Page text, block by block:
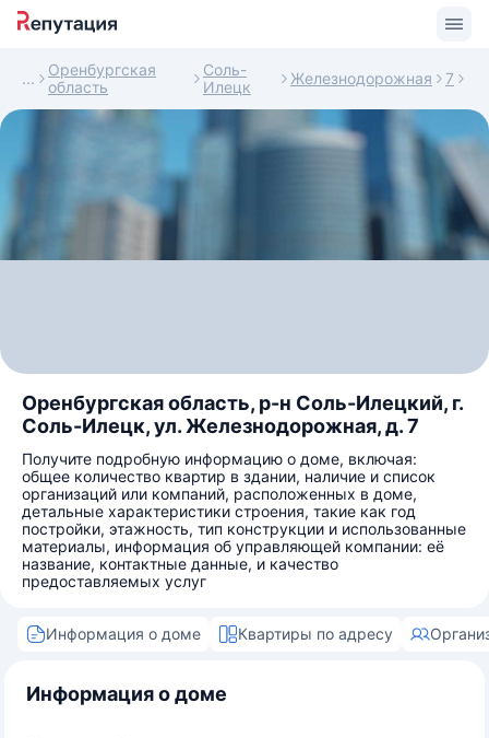
Оренбургская
область
Соль-
Илецк
Железнодорожная 7
Оренбургская область, р-н Соль-Илецкий, г.
Соль-Илецк, ул. Железнодорожная, д. 7
Получите подробную информацию о доме, включая:
общее количество квартир в здании, наличие и список
организаций или компаний, расположенных в доме,
детальные характеристики строения, такие как год
постройки, этажность, тип конструкции и использованные
материалы, информация об управляющей компании: её
название, контактные данные, и качество
предоставляемых услуг
Информация о доме Квартиры по адресу
Информация о доме